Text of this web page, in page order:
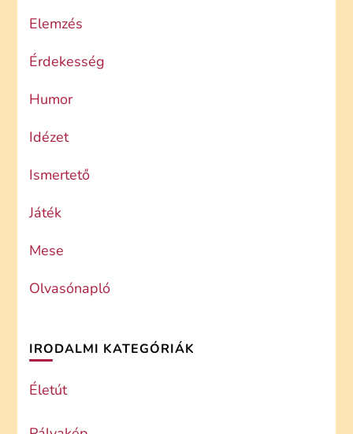
Elemzés
Érdekesség
Humor
Idézet
Ismertető
Játék
Mese
Olvasónapló
IRODALMI KATEGÓRIÁK
Életút